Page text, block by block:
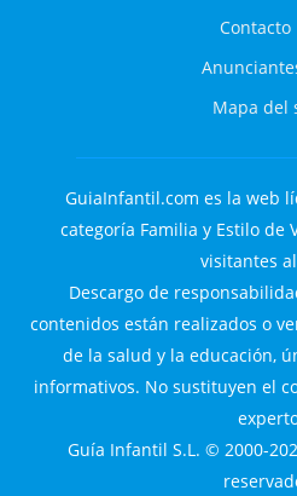
Contacto
Mapa del
GuiaInfantil.com es la web
categoría Familia y Estilo de
visitantes
Descargo de
contenidos están realizados o
de la salud y la educación,
informativos. No sustituyen el
Guía Infantil S.L. © 2000-